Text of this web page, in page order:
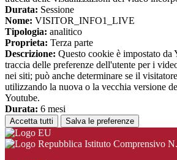
Durata: Sessione
Nome: VISITOR_INFO1_LIVE
Tipologia: analitico
Proprieta: Terza parte
Descrizione: Questo cookie è impostato da
traccia delle preferenze dell'utente per i
nei siti; può anche determinare se il
utilizzando la nuova o la vecchia versione
Youtube.
Durata: 6 mesi
Accetta tutti Salva le preferenze
Istituto Comprensivo